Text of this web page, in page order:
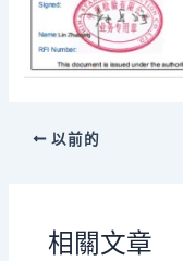
以前的
相關文章